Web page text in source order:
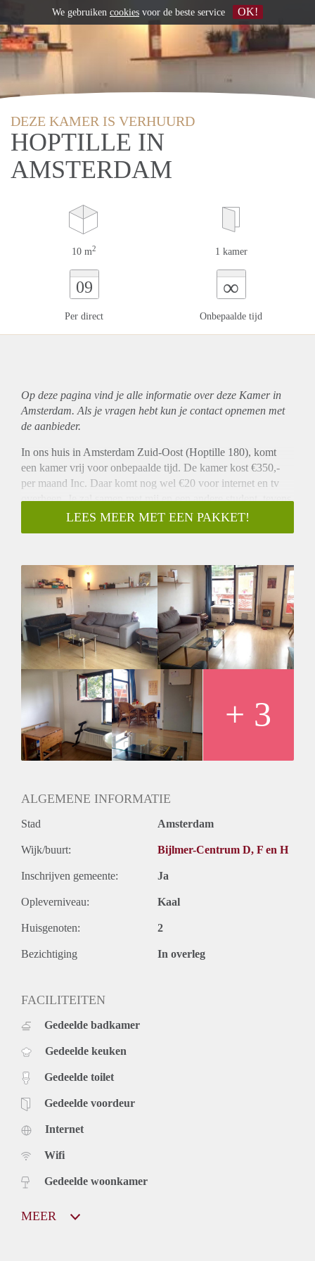
DEZE KAMER IS VERHUURD
HOPTILLE IN
AMSTERDAM
10 m2 1 kamer
09
Per direct
∞
Onbepaalde tijd
Op deze pagina vind je alle informatie over deze Kamer in
Amsterdam. Als je vragen hebt kun je contact opnemen met
de aanbieder.
In ons huis in Amsterdam Zuid-Oost (Hoptille 180), komt
een kamer vrij voor onbepaalde tijd. De kamer kost €350,-
per maand Inc. Daar komt nog wel €20 voor internet en tv
overheen. Je zal samen met mij en een andere student, tevens
mijn beste vriendin, komen te wonen. Beiden studeren we
International Business aan de HvA. De kamer zal
heeft een grote woonkamer.
Het huis heeft verder nog een gedeelde keuken, badkamer,
extra wc, een klein en groot balkon.
Metro station Bullewijk is slechts 3 minuten lopen, waar de
metro je binnen 17 minuten naar het Centraal Station brengt.
Bijlmer Arena en winkelcentrum de Poort zijn maar 5
minuten lopen, en HvA Freijmalaborg 10 minuten.
We zijn op zoek naar iemand die netjes, schoon,
georganiseerd en communicatief sterk is.
We houden zelf niet van sociale verplichtingen zoals elke
week samen eten etc.
LEES MEER MET EEN PAKKET!
+ 3
ALGEMENE INFORMATIE
Stad Amsterdam
Wijk/buurt: Bijlmer-Centrum D, F en H
Inschrijven gemeente: Ja
Opleverniveau: Kaal
Huisgenoten: 2
Bezichtiging In overleg
FACILITEITEN
Gedeelde badkamer
Gedeelde keuken
Gedeelde toilet
Gedeelde voordeur
Internet
Wifi
Gedeelde woonkamer
MEER
We gebruiken cookies voor de beste service OK!